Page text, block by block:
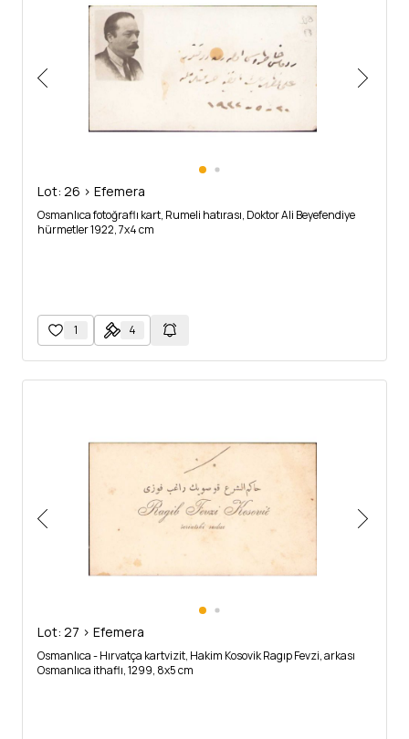
Lot: 26 > Efemera
Osmanlıca fotoğraflı kart, Rumeli hatırası, Doktor Ali Beyefendiye
hürmetler 1922, 7x4 cm
1 4
Lot: 27 > Efemera
Osmanlıca - Hırvatça kartvizit, Hakim Kosovik Ragıp Fevzi, arkası
Osmanlıca ithaflı, 1299, 8x5 cm